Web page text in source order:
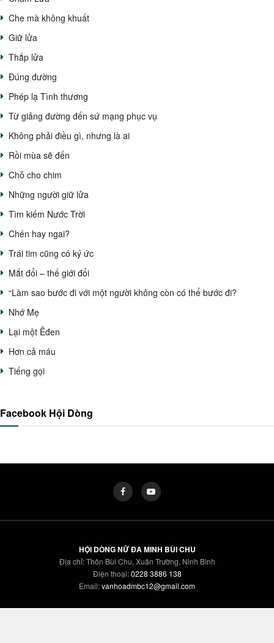
Che mà không khuất
Giữ lửa
Thắp lửa
Đúng đường
Phép lạ Tình thương
Từ giảng đường đến sứ mạng phục vụ
Không phải điều gì, nhưng là ai
Rồi mùa sẽ đến
Chỗ cho chim
Những người giữ lửa
Tìm kiếm Nước Trời
Chén hay ngai?
Trái tim cũng có ký ức
Mắt đổi – thế giới đổi
“Làm sao bước đi với một người không còn có thể bước đi?
Nhớ Mẹ
Lại một Êđen
Hơn cả máu
Tiếng gọi
Facebook Hội Dòng
HỘI DÒNG NỮ ĐA MINH BÙI CHU
Địa chỉ: Thôn Bùi Chu, Xuân Trường, Ninh Bình
Điện thoại:0228 3886 138
Email:vanhoadmbc12@gmail.com